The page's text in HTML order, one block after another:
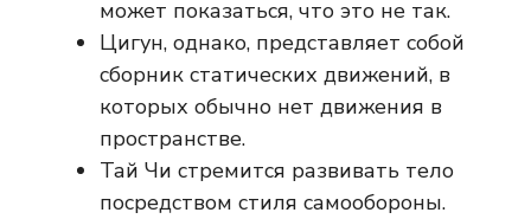
может показаться, что это не так.
Цигун, однако, представляет собой
сборник статических движений, в
которых обычно нет движения в
пространстве.
Тай Чи стремится развивать тело
посредством стиля самообороны.